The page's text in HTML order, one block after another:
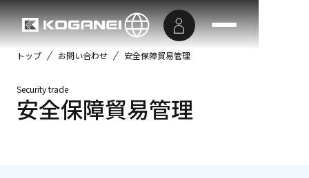
トップ お問い合わせ 安全保障貿易管理
Security trade
安全保障貿易管理